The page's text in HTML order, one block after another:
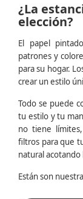
¿La
elección?
El papel
patrones y
para su hogar.
crear un estilo
Todo se puede
tu estilo y tu
no tiene
filtros para que
natural
Están son